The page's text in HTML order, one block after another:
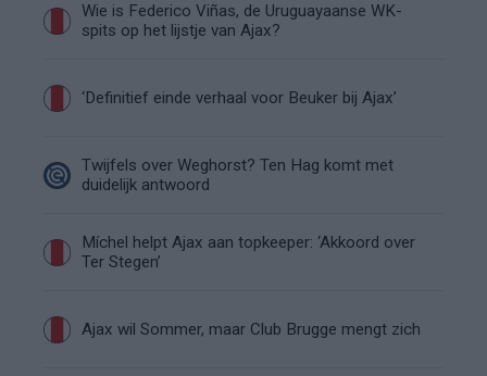
Wie is Federico Viñas, de Uruguayaanse WK-
spits op het lijstje van Ajax?
‘Definitief einde verhaal voor Beuker bij Ajax’
Twijfels over Weghorst? Ten Hag komt met
duidelijk antwoord
Míchel helpt Ajax aan topkeeper: ‘Akkoord over
Ter Stegen’
Ajax wil Sommer, maar Club Brugge mengt zich